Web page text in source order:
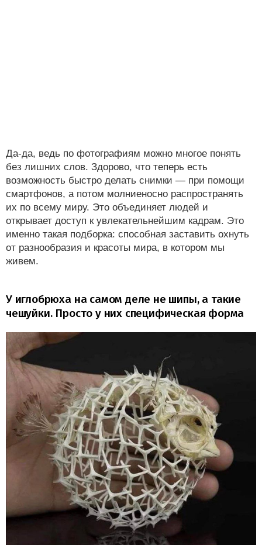
Да-да, ведь по фотографиям можно многое понять
без лишних слов. Здорово, что теперь есть
возможность быстро делать снимки — при помощи
смартфонов, а потом молниеносно распространять
их по всему миру. Это объединяет людей и
открывает доступ к увлекательнейшим кадрам. Это
именно такая подборка: способная заставить охнуть
от разнообразия и красоты мира, в котором мы
живем.
У иглобрюха на самом деле не шипы, а такие
чешуйки. Просто у них специфическая форма